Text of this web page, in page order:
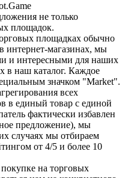
не только
площадок.
площадках обычно
интернет-магазинах, мы
и интересными для наших
в наш каталог. Каждое
значком "Market".
всех
в единый товар с единой
фактически избавлен
предложение), мы
случаях мы отбираем
от 4/5 и более 10
на торговых